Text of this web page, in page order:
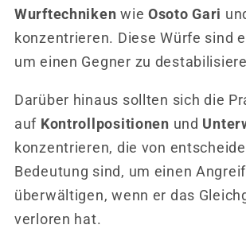
Wurftechniken wie Osoto Gari
konzentrieren. Diese Würfe sind
um einen Gegner zu
Darüber hinaus sollten sich die
auf Kontrollpositionen und
konzentrieren, die von
Bedeutung sind, um einen
überwältigen, wenn er das
verloren hat.